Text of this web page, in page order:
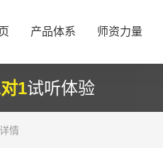
产品体系 师资力量
1试听体验
详情